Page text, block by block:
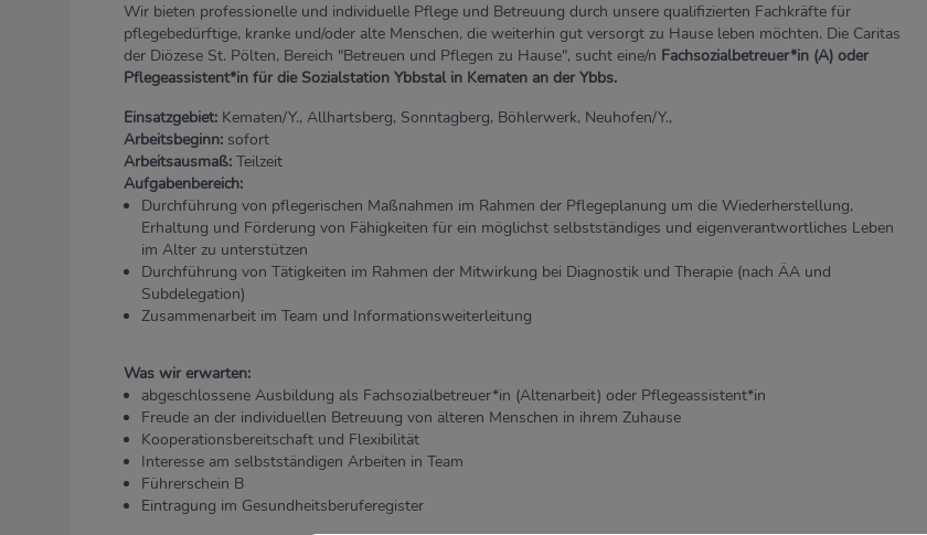
Wir bieten professionelle und individuelle Pflege und Betreuung durch unsere qualifizierten Fachkräfte für
pflegebedürftige, kranke und/oder alte Menschen, die weiterhin gut versorgt zu Hause leben möchten. Die Caritas
der Diözese St. Pölten, Bereich "Betreuen und Pflegen zu Hause", sucht eine/n Fachsozialbetreuer*in (A) oder
Pflegeassistent*in für die Sozialstation Ybbstal in Kematen an der Ybbs.
Einsatzgebiet: Kematen/Y., Allhartsberg, Sonntagberg, Böhlerwerk, Neuhofen/Y.,
Arbeitsbeginn: sofort
Arbeitsausmaß: Teilzeit
Aufgabenbereich:
Durchführung von pflegerischen Maßnahmen im Rahmen der Pflegeplanung um die Wiederherstellung,
Erhaltung und Förderung von Fähigkeiten für ein möglichst selbstständiges und eigenverantwortliches Leben
im Alter zu unterstützen
Durchführung von Tätigkeiten im Rahmen der Mitwirkung bei Diagnostik und Therapie (nach ÄA und
Subdelegation)
Zusammenarbeit im Team und Informationsweiterleitung
Was wir erwarten:
abgeschlossene Ausbildung als Fachsozialbetreuer*in (Altenarbeit) oder Pflegeassistent*in
Freude an der individuellen Betreuung von älteren Menschen in ihrem Zuhause
Kooperationsbereitschaft und Flexibilität
Interesse am selbstständigen Arbeiten in Team
Führerschein B
Eintragung im Gesundheitsberuferegister